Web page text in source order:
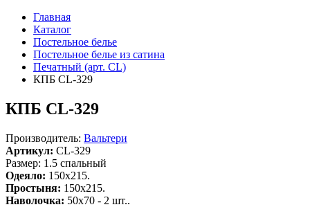
Главная
Каталог
Постельное белье
Постельное белье из сатина
Печатный (арт. СL)
КПБ CL-329
КПБ CL-329
Производитель: Вальтери
Артикул: CL-329
Размер: 1.5 спальный
Одеяло: 150x215.
Простыня: 150x215.
Наволочка: 50x70 - 2 шт..